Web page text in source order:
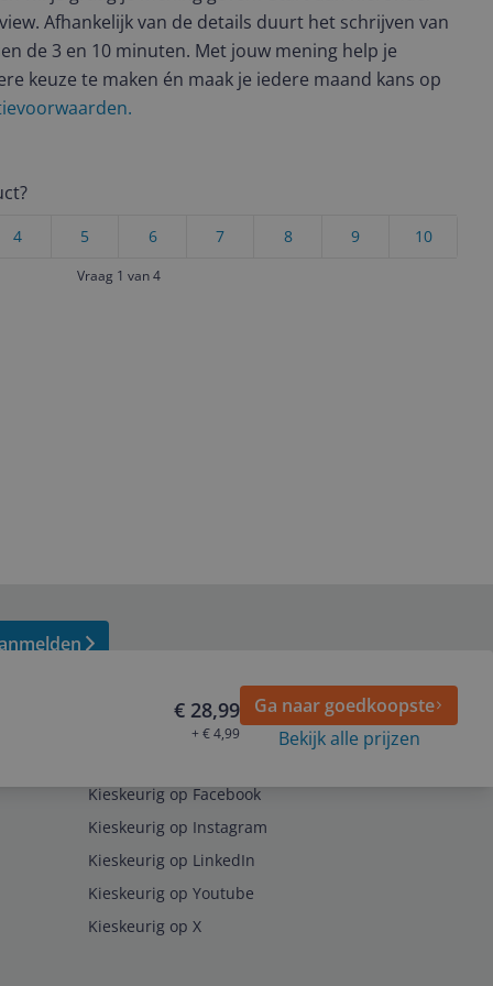
Afhankelijk van de details duurt het schrijven van
de 3 en 10 minuten. Met jouw mening help je
keuze te maken én maak je iedere maand kans op
10
9
8
7
6
5
4
Vraag 1 van 4
€ 28,99
+ € 4,99
Ga naar goedkoopste
Bekijk alle prijzen
Kieskeurig op Facebook
Kieskeurig op Instagram
Kieskeurig op LinkedIn
Kieskeurig op Youtube
Kieskeurig op X